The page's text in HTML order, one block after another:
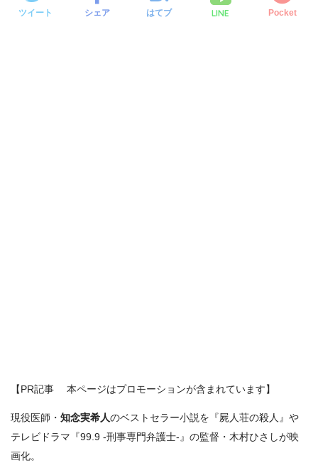
ツイート シェア はてブ LINE Pocket
【PR記事 本ページはプロモーションが含まれています】
現役医師・ 知念実希人のベストセラー小説を『屍人荘の殺人』や
テレビドラマ『99.9 -刑事専門弁護士-』の監督・木村ひさしが映
画化。